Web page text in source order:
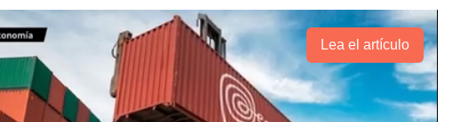
Lea el artículo